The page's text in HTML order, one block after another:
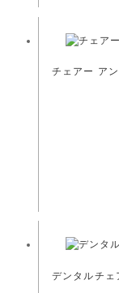
チェアー ア
デンタルチ